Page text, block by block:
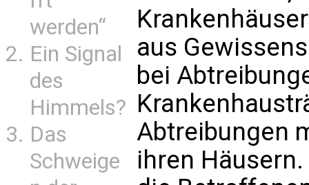
werden“
Ein Signal
des
Himmels?
Das
Schweige
aus
bei
Abtreibungen
ihren